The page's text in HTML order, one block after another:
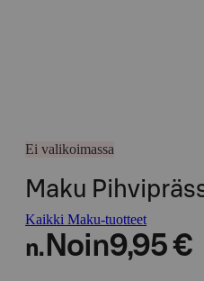
Ei valikoimassa
Maku
Kaikki Maku-tuotteet
n. Noin9,95 €